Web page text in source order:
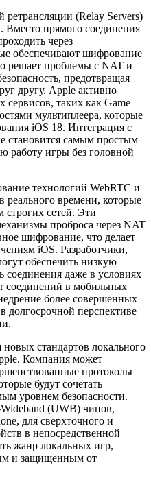
ретрансляции (Relay Servers)
Вместо прямого соединения
через
обеспечивают шифрование
решает проблемы с NAT и
предотвращая
другу. Apple активно
сервисов, таких как Game
мультиплеера, которые
iOS 18. Интеграция с
становится самым простым
работу игры без головной
технологий WebRTC и
реального времени, которые
строгих сетей. Эти
проброса через NAT
шифрование, что делает
iOS. Разработчики,
обеспечить низкую
даже в условиях
соединений в мобильных
более совершенных
перспективе
стандартов локального
Компания может
протоколы
будут сочетать
уровнем безопасности.
(UWB) чипов,
для сверхточного и
в непосредственной
жанр локальных игр,
и защищенным от